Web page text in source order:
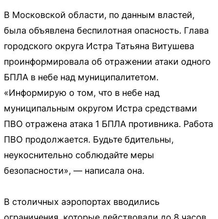
В Московской области, по данным властей,
была объявлена беспилотная опасность. Глава
городского округа Истра Татьяна Витушева
проинформировала об отражении атаки одного
БПЛА в небе над муниципалитетом.
«Информирую о том, что в небе над
муниципальным округом Истра средствами
ПВО отражена атака 1 БПЛА противника. Работа
ПВО продолжается. Будьте бдительны,
неукоснительно соблюдайте меры
безопасности», — написала она.
В столичных аэропортах вводились